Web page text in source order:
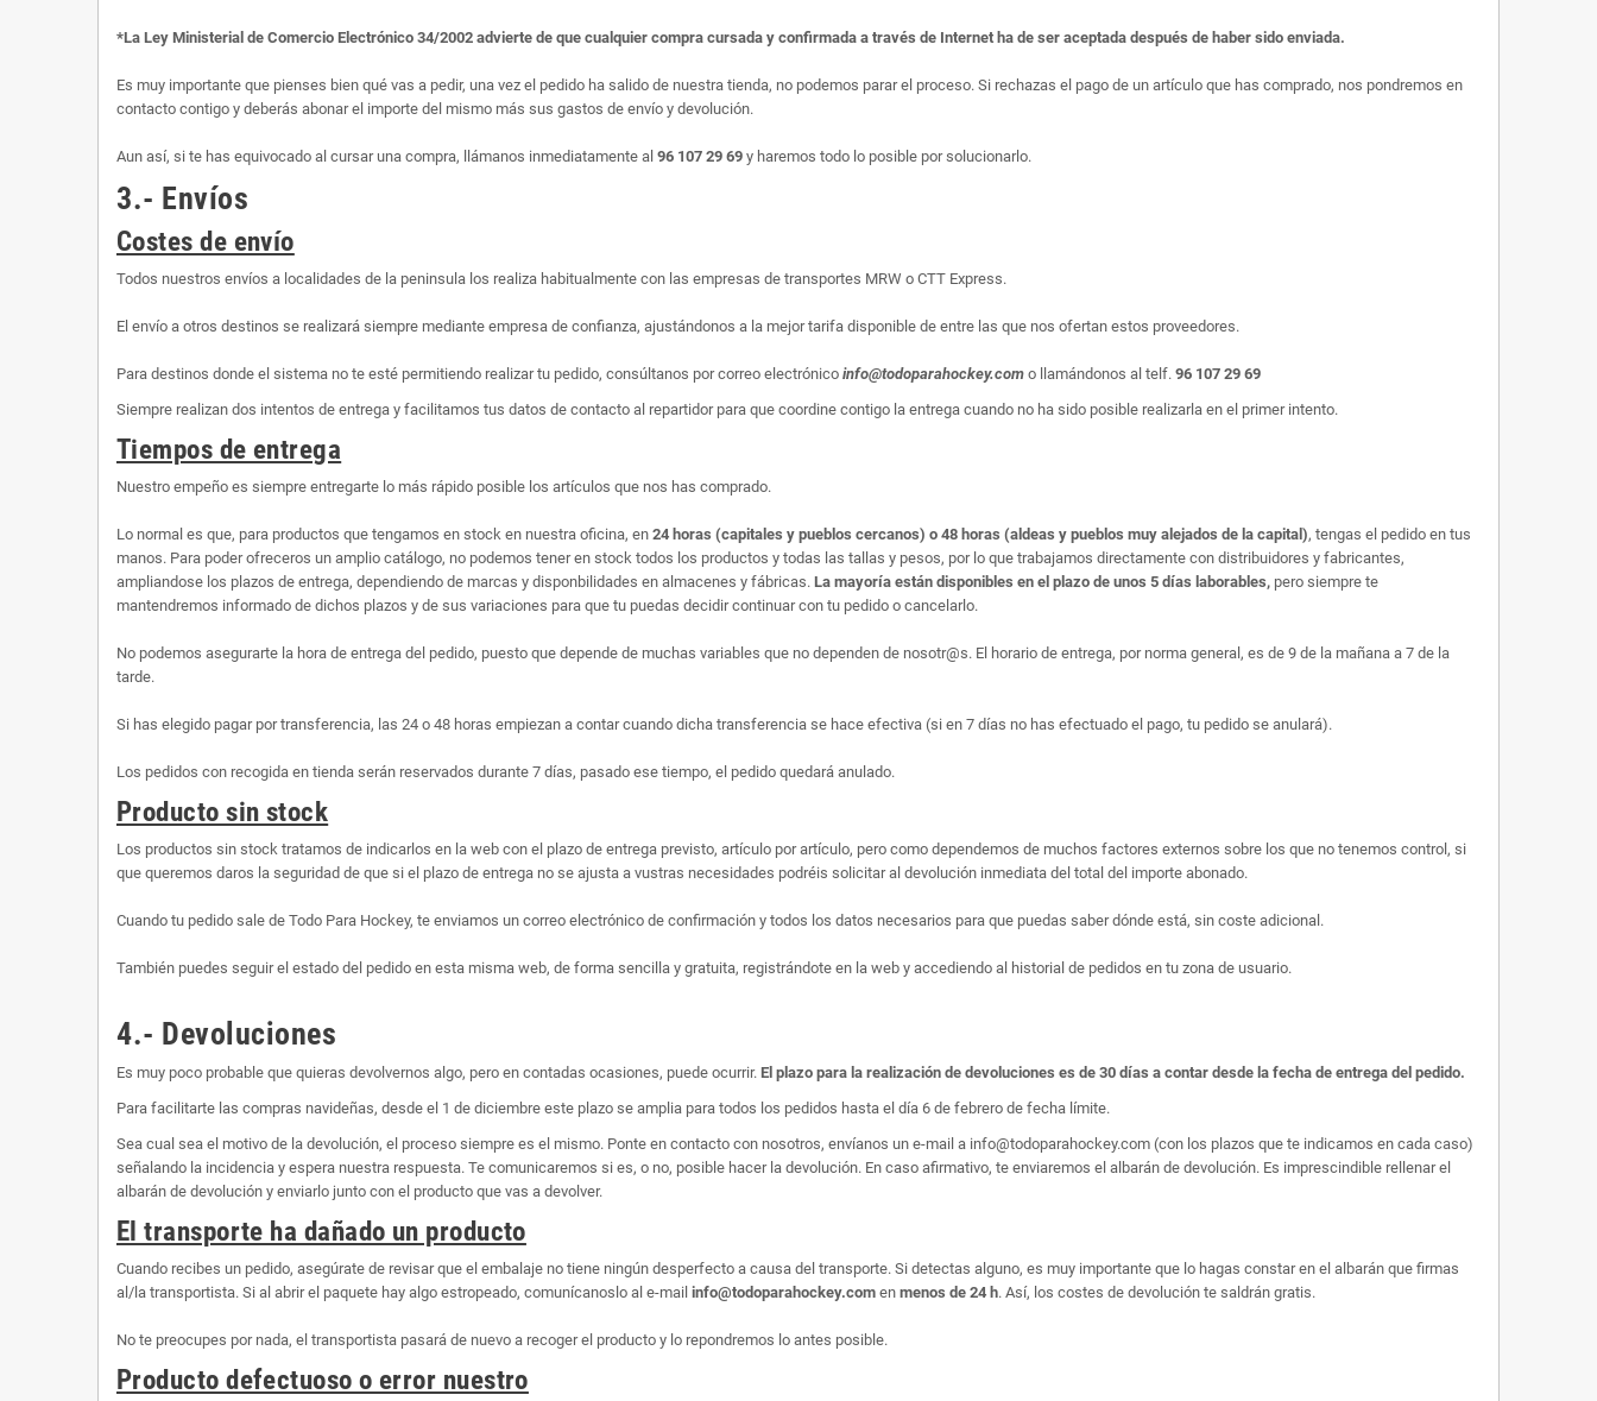
*La Ley Ministerial de Comercio Electrónico 34/2002 advierte de que cualquier compra cursada y confirmada a través de Internet ha de ser aceptada después de haber sido enviada.
Es muy importante que pienses bien qué vas a pedir, una vez el pedido ha salido de nuestra tienda, no podemos parar el proceso. Si rechazas el pago de un artículo que has comprado, nos pondremos en
contacto contigo y deberás abonar el importe del mismo más sus gastos de envío y devolución.
Aun así, si te has equivocado al cursar una compra, llámanos inmediatamente al 96 107 29 69 y haremos todo lo posible por solucionarlo.
3.- Envíos
Costes de envío
Todos nuestros envíos a localidades de la peninsula los realiza habitualmente con las empresas de transportes MRW o CTT Express.
El envío a otros destinos se realizará siempre mediante empresa de confianza, ajustándonos a la mejor tarifa disponible de entre las que nos ofertan estos proveedores.
Para destinos donde el sistema no te esté permitiendo realizar tu pedido, consúltanos por correo electrónico info@todoparahockey.com o llamándonos al telf. 96 107 29 69
Siempre realizan dos intentos de entrega y facilitamos tus datos de contacto al repartidor para que coordine contigo la entrega cuando no ha sido posible realizarla en el primer intento.
Tiempos de entrega
Nuestro empeño es siempre entregarte lo más rápido posible los artículos que nos has comprado.
Lo normal es que, para productos que tengamos en stock en nuestra oficina, en 24 horas (capitales y pueblos cercanos) o 48 horas (aldeas y pueblos muy alejados de la capital), tengas el pedido en tus
manos. Para poder ofreceros un amplio catálogo, no podemos tener en stock todos los productos y todas las tallas y pesos, por lo que trabajamos directamente con distribuidores y fabricantes,
ampliandose los plazos de entrega, dependiendo de marcas y disponbilidades en almacenes y fábricas. La mayoría están disponibles en el plazo de unos 5 días laborables, pero siempre te
mantendremos informado de dichos plazos y de sus variaciones para que tu puedas decidir continuar con tu pedido o cancelarlo.
No podemos asegurarte la hora de entrega del pedido, puesto que depende de muchas variables que no dependen de nosotr@s. El horario de entrega, por norma general, es de 9 de la mañana a 7 de la
tarde.
Si has elegido pagar por transferencia, las 24 o 48 horas empiezan a contar cuando dicha transferencia se hace efectiva (si en 7 días no has efectuado el pago, tu pedido se anulará).
Los pedidos con recogida en tienda serán reservados durante 7 días, pasado ese tiempo, el pedido quedará anulado.
Producto sin stock
Los productos sin stock tratamos de indicarlos en la web con el plazo de entrega previsto, artículo por artículo, pero como dependemos de muchos factores externos sobre los que no tenemos control, si
que queremos daros la seguridad de que si el plazo de entrega no se ajusta a vustras necesidades podréis solicitar al devolución inmediata del total del importe abonado.
Cuando tu pedido sale de Todo Para Hockey, te enviamos un correo electrónico de confirmación y todos los datos necesarios para que puedas saber dónde está, sin coste adicional.
También puedes seguir el estado del pedido en esta misma web, de forma sencilla y gratuita, registrándote en la web y accediendo al historial de pedidos en tu zona de usuario.
4.- Devoluciones
Es muy poco probable que quieras devolvernos algo, pero en contadas ocasiones, puede ocurrir. El plazo para la realización de devoluciones es de 30 días a contar desde la fecha de entrega del pedido.
Para facilitarte las compras navideñas, desde el 1 de diciembre este plazo se amplia para todos los pedidos hasta el día 6 de febrero de fecha límite.
Sea cual sea el motivo de la devolución, el proceso siempre es el mismo. Ponte en contacto con nosotros, envíanos un e-mail a info@todoparahockey.com (con los plazos que te indicamos en cada caso)
señalando la incidencia y espera nuestra respuesta. Te comunicaremos si es, o no, posible hacer la devolución. En caso afirmativo, te enviaremos el albarán de devolución. Es imprescindible rellenar el
albarán de devolución y enviarlo junto con el producto que vas a devolver.
El transporte ha dañado un producto
Cuando recibes un pedido, asegúrate de revisar que el embalaje no tiene ningún desperfecto a causa del transporte. Si detectas alguno, es muy importante que lo hagas constar en el albarán que firmas
al/la transportista. Si al abrir el paquete hay algo estropeado, comunícanoslo al e-mail info@todoparahockey.com en menos de 24 h. Así, los costes de devolución te saldrán gratis.
No te preocupes por nada, el transportista pasará de nuevo a recoger el producto y lo repondremos lo antes posible.
Producto defectuoso o error nuestro